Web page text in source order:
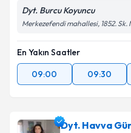
Dyt. Burcu Koyuncu
Merkezefendi mahallesi, 1852. Sk.
En Yakın Saatler
09:00
09:30
Dyt. Havva